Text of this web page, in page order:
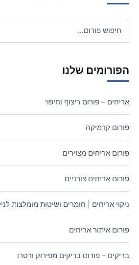
הפורומים שלנו
אריחים – פורום ריצוף וחיפוי
פורום קרמיקה
פורום אריחים מצוירים
פורום אריחים צורניים
ניקוי אריחים | חומרים ושיטות מומלצות
פורום איתור אריחים
בריקים – פורום בריקים מפירוק ורטרו